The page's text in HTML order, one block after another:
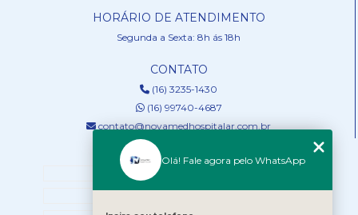
HORÁRIO DE ATENDIMENTO
Segunda a Sexta: 8h ás 18h
CONTATO
(16) 3235-1430
(16) 99740-4687
contato@novamedhospitalar.com.br
MENU
Olá! Fale agora pelo WhatsApp